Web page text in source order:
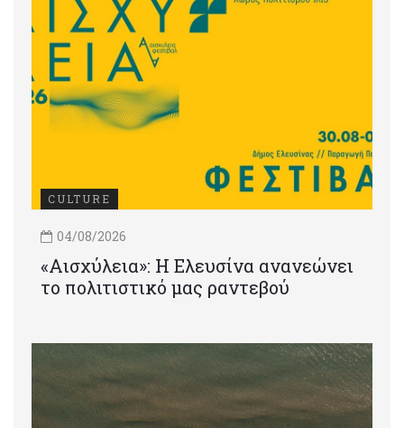
CULTURE
04/08/2026
«Αισχύλεια»: Η Ελευσίνα ανανεώνει
το πολιτιστικό μας ραντεβού